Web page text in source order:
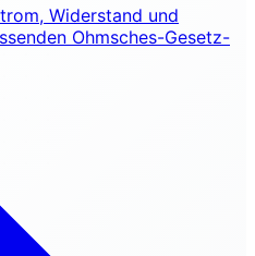
Widerstand und
Ohmsches-Gesetz-